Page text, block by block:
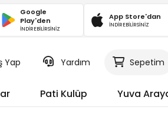
Google
Play'den
İNDİREBİLİRSİNİZ
App Store'dan
İNDİREBİLİRSİNİZ
Yap Yardım Sepetim
Pati Kulüp Yuva